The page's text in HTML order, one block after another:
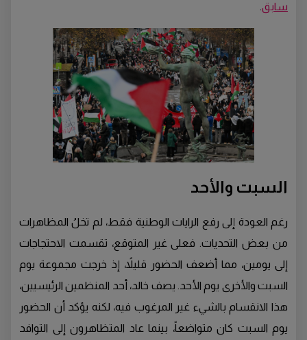
سابق
السبت والأحد
رغم العودة إلى رفع الرايات الوطنية فقط، لم تخلُ المظاهرات
من بعض التحديات. فعلى غير المتوقع، تقسمت الاحتجاجات
إلى يومين، مما أضعف الحضور قليلاً، إذ خرجت مجموعة يوم
السبت والأخرى يوم الأحد. يصف خالد، أحد المنظمين الرئيسيين،
هذا الانقسام بالشيء غير المرغوب فيه، لكنه يؤكد أن الحضور
يوم السبت كان متواضعاً، بينما عاد المتظاهرون إلى التوافد